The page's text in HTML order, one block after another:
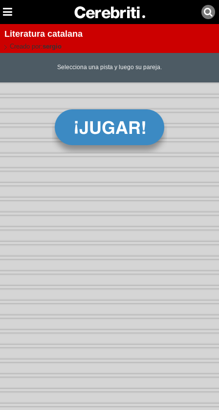
Literatura catalana
Creado por:sergio
Selecciona una pista y luego su pareja.